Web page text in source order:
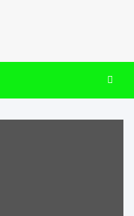
87.7, 106